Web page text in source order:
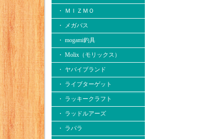
・ ＭＩＺＭＯ
・ メガバス
・ mogami釣具
・ Molix（モリックス）
・ ヤバイブランド
・ ライブターゲット
・ ラッキークラフト
・ ラッドルアーズ
・ ラパラ